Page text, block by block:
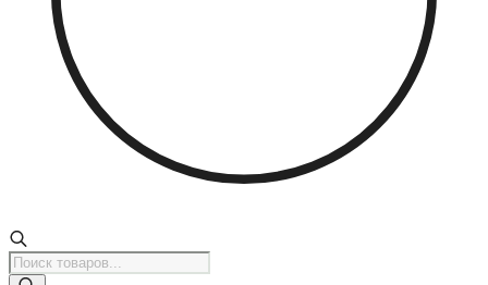
Поиск
товаров